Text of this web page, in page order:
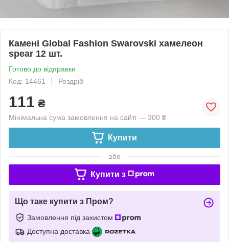
Камені Global Fashion Swarovski хамелеон
spear 12 шт.
Готово до відправки
Код: 14461
Роздріб
111 ₴
Мінімальна сума замовлення на сайті — 300 ₴
Купити
або
Купити з
Що таке купити з Пром?
Замовлення під захистом
Доступна доставка